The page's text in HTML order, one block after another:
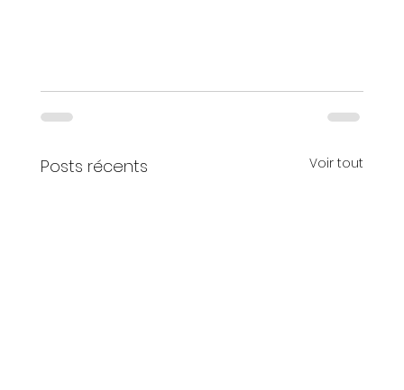
Posts récents Voir tout